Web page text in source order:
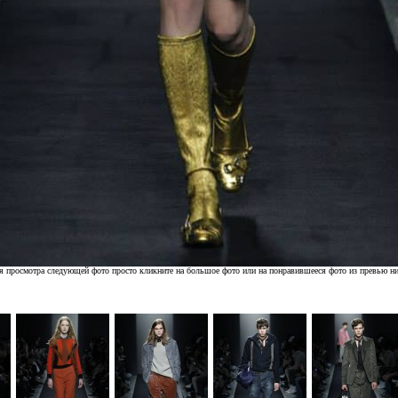
просмотра следующей фото просто кликните на большое фото или на понравившееся фото из превью